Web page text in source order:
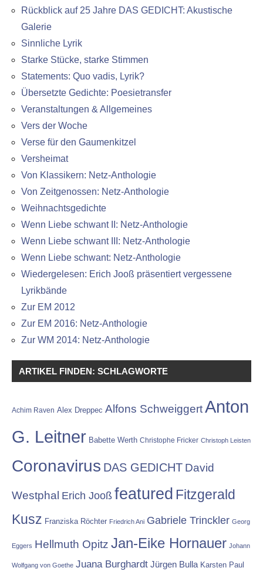
Rückblick auf 25 Jahre DAS GEDICHT: Akustische
Galerie
Sinnliche Lyrik
Starke Stücke, starke Stimmen
Statements: Quo vadis, Lyrik?
Übersetzte Gedichte: Poesietransfer
Veranstaltungen & Allgemeines
Vers der Woche
Verse für den Gaumenkitzel
Versheimat
Von Klassikern: Netz-Anthologie
Von Zeitgenossen: Netz-Anthologie
Weihnachtsgedichte
Wenn Liebe schwant II: Netz-Anthologie
Wenn Liebe schwant III: Netz-Anthologie
Wenn Liebe schwant: Netz-Anthologie
Wiedergelesen: Erich Jooß präsentiert vergessene
Lyrikbände
Zur EM 2012
Zur EM 2016: Netz-Anthologie
Zur WM 2014: Netz-Anthologie
ARTIKEL FINDEN: SCHLAGWORTE
Achim Raven Alex Dreppec Alfons SchweiggertAnton
G. Leitner Babette Werth Christophe Fricker Christoph Leisten
Coronavirus DAS GEDICHT David
Westphal Erich Jooß featured Fitzgerald
Kusz Franziska Röchter Friedrich Ani Gabriele Trinckler Georg
Eggers Hellmuth Opitz Jan-Eike Hornauer Johann
Wolfgang von Goethe Juana Burghardt Jürgen Bulla Karsten Paul